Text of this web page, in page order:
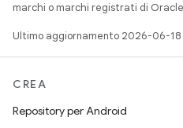
marchi o marchi registrati di
Ultimo aggiornamento 2026-06-18
CREA
Repository per Android